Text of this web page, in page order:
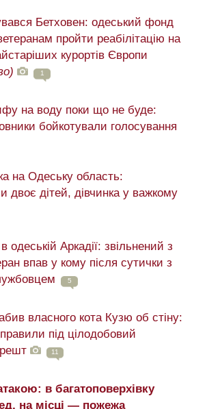
Бетховен: одеський фонд
пройти реабілітацію на
курортів Європи
1
на воду поки що не буде:
бойкотували голосування
на Одеську область:
двоє дітей, дівчинка у важкому
одеській Аркадії: звільнений з
впав у кому після сутички з
5
власного кота Кузю об стіну:
під цілодобовий
11
в багатоповерхівку
на місці — пожежа